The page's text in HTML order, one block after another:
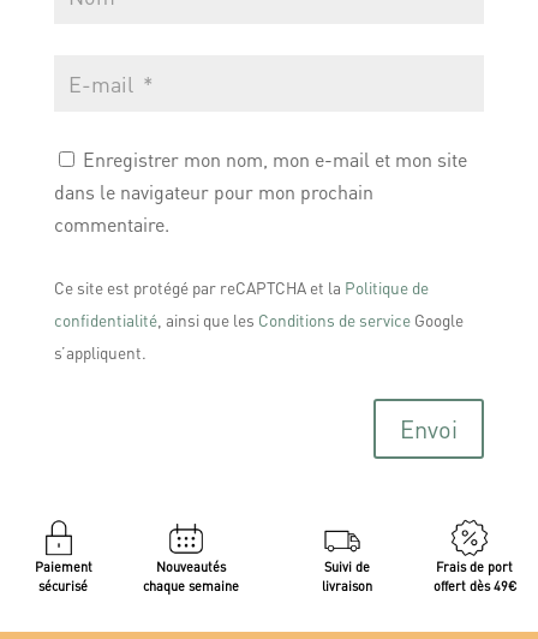
Enregistrer mon nom, mon e-mail et mon site
dans le navigateur pour mon prochain
commentaire.
Ce site est protégé par reCAPTCHA et la Politique de
confidentialité, ainsi que les Conditions de serviceGoogle
s’appliquent.
Envoi
Paiement
sécurisé
Nouveautés
chaque semaine
Suivi de
livraison
Frais de port
offert dès 49€